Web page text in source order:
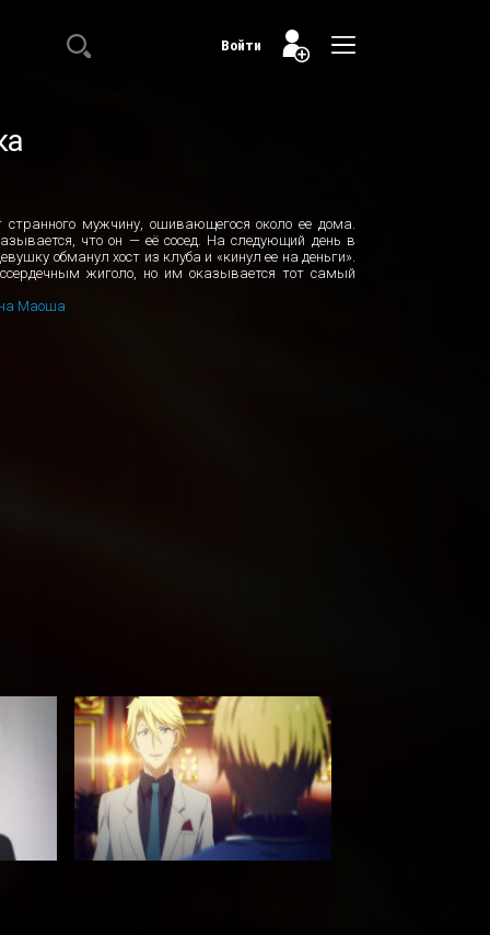
Войти
мужчину, ошивающегося около ее дома.
что он — её сосед. На следующий день в
обманул хост из клуба и «кинул ее на деньги».
жиголо, но им оказывается тот самый
Маоша